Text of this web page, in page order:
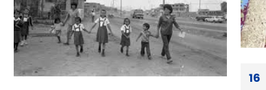
16
Cuando la nostalgia digital vuelve:
18